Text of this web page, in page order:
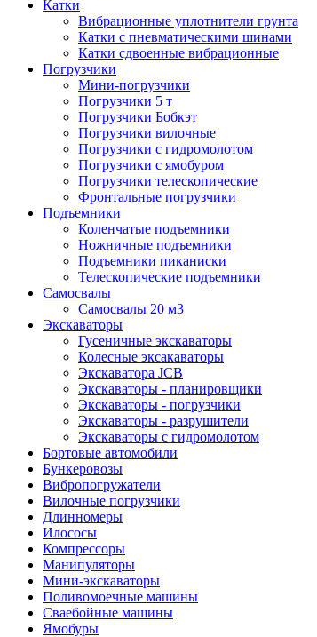
Катки
Вибрационные уплотнители грунта
Катки с пневматическими шинами
Катки сдвоенные вибрационные
Погрузчики
Мини-погрузчики
Погрузчики 5 т
Погрузчики Бобкэт
Погрузчики вилочные
Погрузчики с гидромолотом
Погрузчики с ямобуром
Погрузчики телескопические
Фронтальные погрузчики
Подъемники
Коленчатые подъемники
Ножничные подъемники
Подъемники пиканиски
Телескопические подъемники
Самосвалы
Самосвалы 20 м3
Экскаваторы
Гусеничные экскаваторы
Колесные эксакаваторы
Экскаватора JCB
Экскаваторы - планировщики
Экскаваторы - погрузчики
Экскаваторы - разрушители
Экскаваторы с гидромолотом
Бортовые автомобили
Бункеровозы
Вибропогружатели
Вилочные погрузчики
Длинномеры
Илососы
Компрессоры
Манипуляторы
Мини-экскаваторы
Поливомоечные машины
Сваебойные машины
Ямобуры